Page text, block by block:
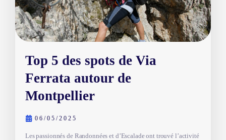
Top 5 des spots de Via
Ferrata autour de
Montpellier
06/05/2025
Les passionnés de Randonnées et d’Escalade ont trouvé l’activité